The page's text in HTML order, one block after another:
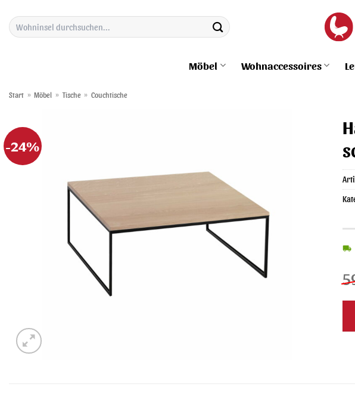
Inhalt
springen
Suchen
nach:
Möbel Wohnaccessoires
Start » Möbel » Tische » Couchtische
-24%